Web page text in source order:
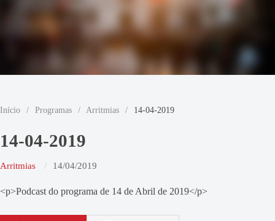
Início / Programas / Arritmias / 14-04-2019
14-04-2019
Arritmias 14/04/2019
<p>Podcast do programa de 14 de Abril de 2019</p>